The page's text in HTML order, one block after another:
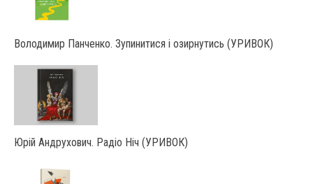
Володимир Панченко. Зупинитися і озирнутись (УРИВОК)
Юрій Андрухович. Радіо Ніч (УРИВОК)